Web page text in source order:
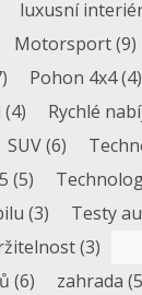
luxusní
Motorsport(9)
Pohon 4x4(4)
(4) Rychlé
SUV(6)
(5)
(3) Testy
(3)
(6) zahrada